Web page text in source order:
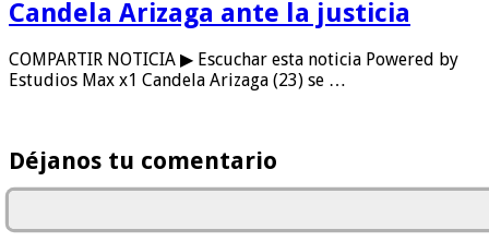
Candela Arizaga ante la justicia
COMPARTIR NOTICIA ▶ Escuchar esta noticia Powered by
Estudios Max x1 Candela Arizaga (23) se …
Déjanos tu comentario